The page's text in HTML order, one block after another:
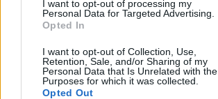
I want to opt-out of processing my
Personal Data for Targeted Advertising.
Opted In
I want to opt-out of Collection, Use,
Retention, Sale, and/or Sharing of my
Personal Data that Is Unrelated with the
Purposes for which it was collected.
Opted Out